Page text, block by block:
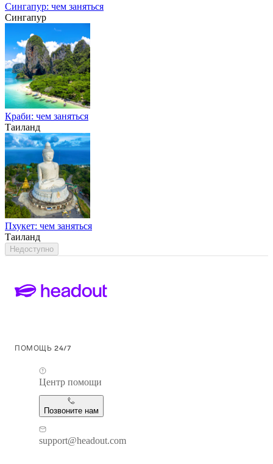
Сингапур: чем заняться
Сингапур
Краби: чем заняться
Таиланд
Пхукет: чем заняться
Таиланд
Недоступно
ПОМОЩЬ 24/7
Центр помощи
Позвоните нам
support@headout.com